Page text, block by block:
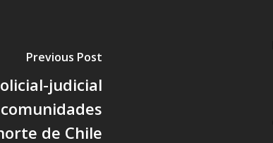
Previous Post
judicial
de Chile